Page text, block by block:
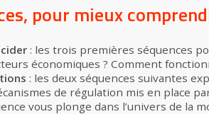
pour mieux
: les trois premières séquences
économiques ? Comment
: les deux séquences suivantes
de régulation mis en place
vous plonge dans l’univers de la